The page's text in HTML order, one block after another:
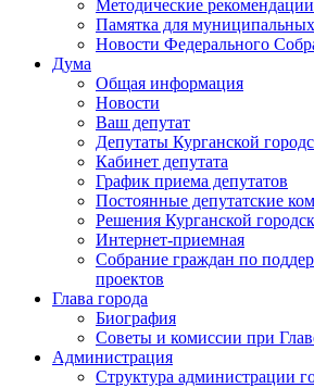
Методические рекомендации
Памятка для
Новости Федерального
Дума
Общая информация
Новости
Ваш депутат
Депутаты Курганской
Кабинет депутата
График приема депутатов
Постоянные депутатские
Решения Курганской
Интернет-приемная
Собрание граждан по
проектов
Глава города
Биография
Советы и комиссии при
Администрация
Структура администрации